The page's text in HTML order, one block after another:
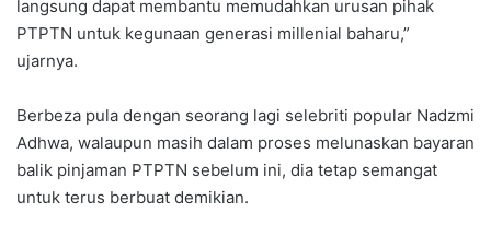
langsung dapat membantu memudahkan urusan pihak
PTPTN untuk kegunaan generasi millenial baharu,”
ujarnya.
Berbeza pula dengan seorang lagi selebriti popular Nadzmi
Adhwa, walaupun masih dalam proses melunaskan bayaran
balik pinjaman PTPTN sebelum ini, dia tetap semangat
untuk terus berbuat demikian.